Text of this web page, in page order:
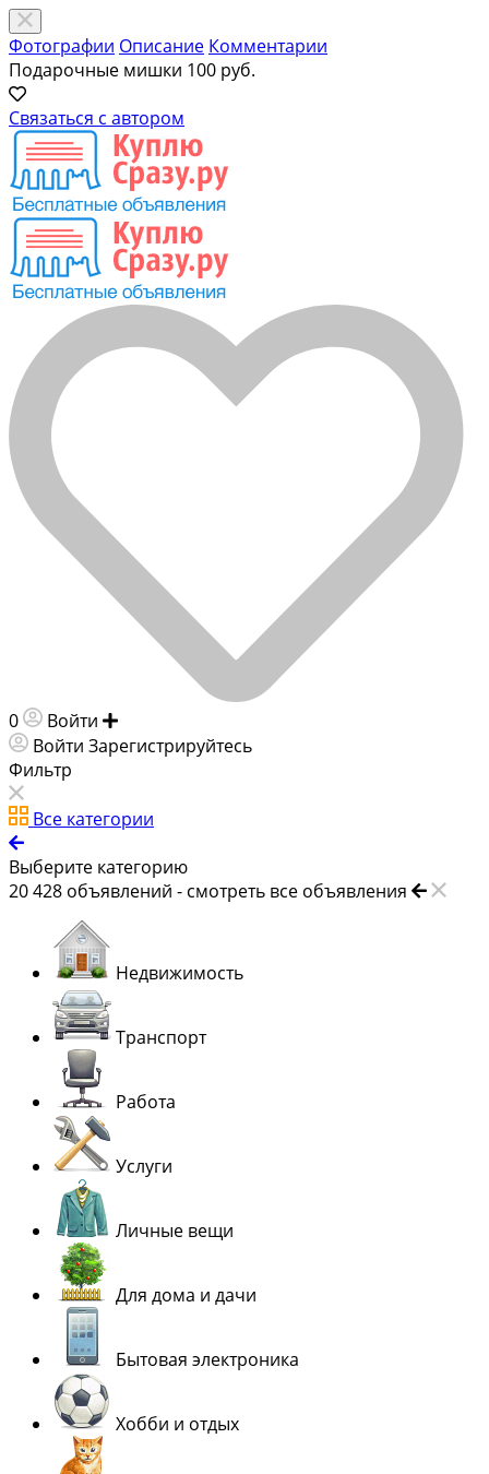
Фотографии Описание Комментарии
Подарочные мишки 100 руб.
Связаться с автором
0 Войти
Войти Зарегистрируйтесь
Фильтр
Все категории
Выберите категорию
20 428 объявлений - смотреть все объявления
Недвижимость
Транспорт
Работа
Услуги
Личные вещи
Для дома и дачи
Бытовая электроника
Хобби и отдых